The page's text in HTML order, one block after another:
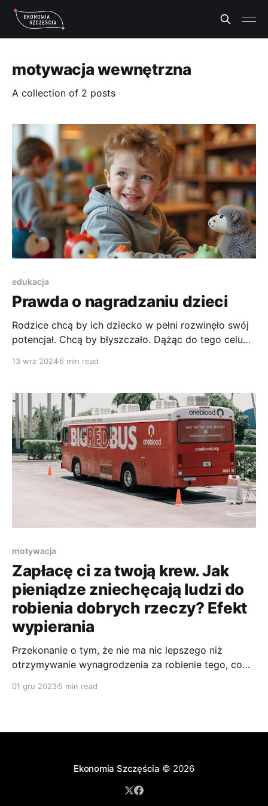
motywacja wewnętrzna
A collection of 2 posts
edukacja
Prawda o nagradzaniu dzieci
Rodzice chcą by ich dziecko w pełni rozwinęło swój
potencjał. Chcą by błyszczało. Dążąc do tego celu
13 wrz 20246 min read
motywacja
Zapłacę ci za twoją krew. Jak
pieniądze zniechęcają ludzi do
robienia dobrych rzeczy? Efekt
wypierania
Przekonanie o tym, że nie ma nic lepszego niż
otrzymywanie wynagrodzenia za robienie tego, co
01 gru 20235 min read
Ekonomia Szczęścia © 2026